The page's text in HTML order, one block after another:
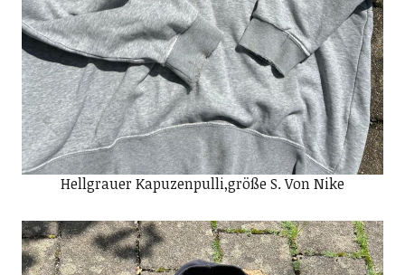
Hellgrauer Kapuzenpulli,größe S. Von Nike